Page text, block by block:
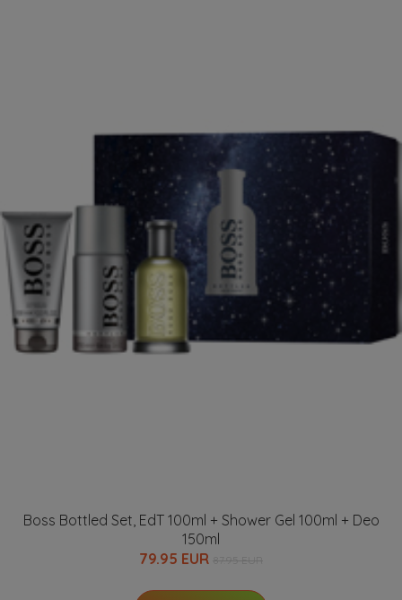
Boss Bottled Set, EdT 100ml + Shower Gel 100ml + Deo
150ml
79.95 EUR